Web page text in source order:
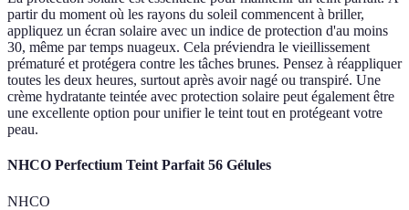
partir du moment où les rayons du soleil commencent à briller,
appliquez un écran solaire avec un indice de protection d'au moins
30, même par temps nuageux. Cela préviendra le vieillissement
prématuré et protégera contre les tâches brunes. Pensez à réappliquer
toutes les deux heures, surtout après avoir nagé ou transpiré. Une
crème hydratante teintée avec protection solaire peut également être
une excellente option pour unifier le teint tout en protégeant votre
peau.
NHCO Perfectium Teint Parfait 56 Gélules
NHCO